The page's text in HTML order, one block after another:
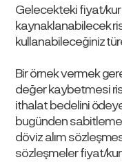
Gelecekteki fiyat/kur
kaynaklanabilecek
kullanabileceğiniz
Bir örnek vermek
değer kaybetmesi
ithalat bedelini
bugünden
döviz alım
sözleşmeler fiyat/